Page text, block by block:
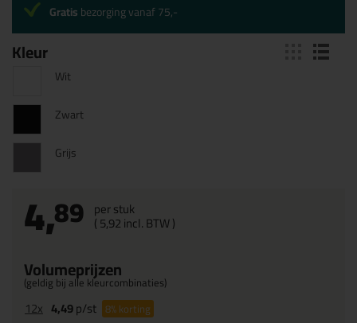
Kleur
Wit
Zwart
Grijs
4,89 per stuk
(5,92incl. BTW )
Volumeprijzen
(geldig bij alle kleurcombinaties)
12x 4,49p/st 8%korting
Gratisbezorging vanaf 75,-